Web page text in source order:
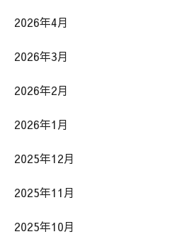
2026年4月
2026年3月
2026年2月
2026年1月
2025年12月
2025年11月
2025年10月